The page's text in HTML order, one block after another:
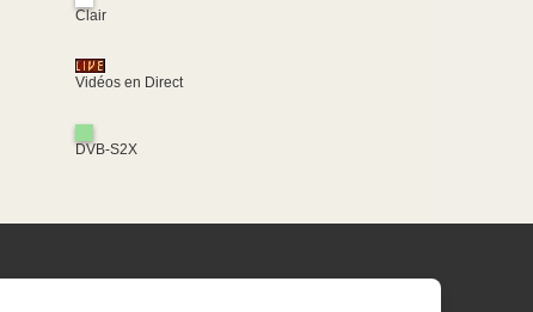
Clair
Vidéos en Direct
DVB-S2X